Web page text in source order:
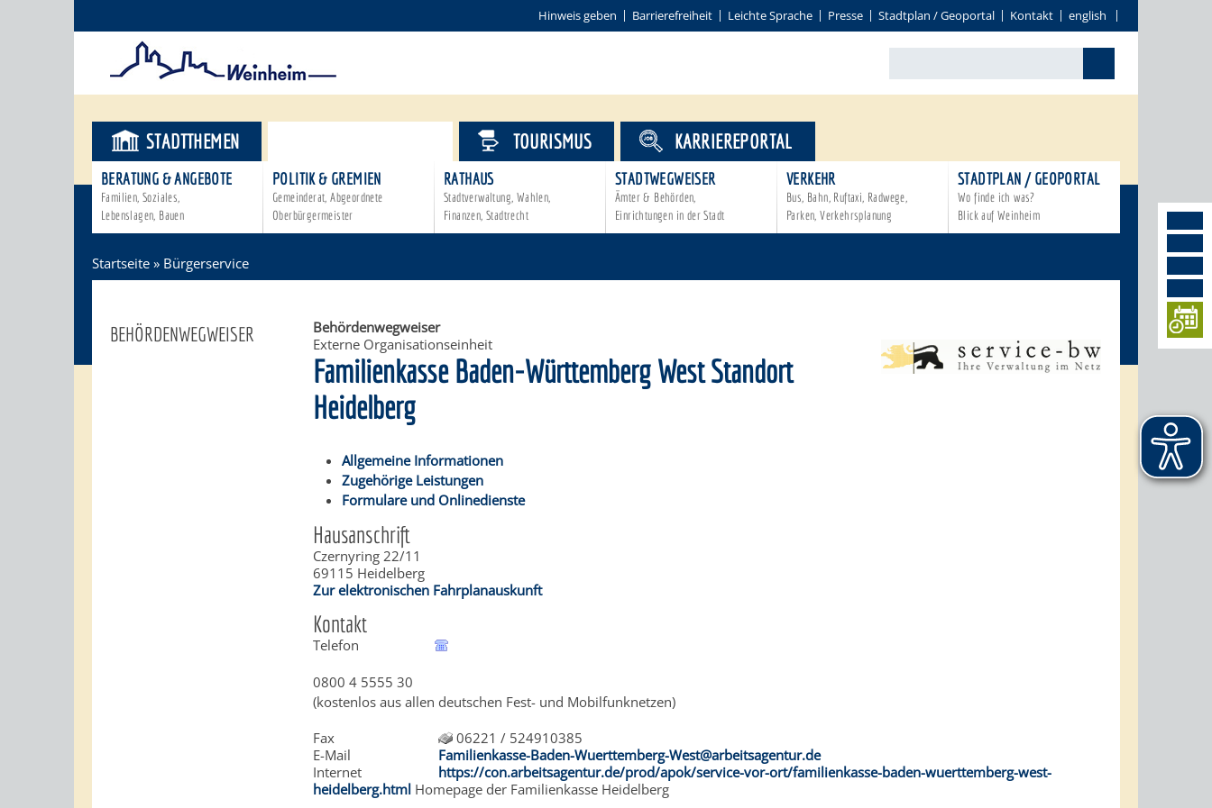
Hinweis geben Barrierefreiheit Leichte Sprache Presse Stadtplan / Geoportal Kontakt english
STADTTHEMEN
BERATUNG & ANGEBOTE
Familien, Soziales,
Lebenslagen, Bauen
POLITIK & GREMIEN
Gemeinderat, Abgeordnete
Oberbürgermeister
RATHAUS
Stadtverwaltung, Wahlen,
Finanzen, Stadtrecht
STADTWEGWEISER
Ämter & Behörden,
Einrichtungen in der Stadt
VERKEHR
Bus, Bahn, Ruftaxi, Radwege,
Parken, Verkehrsplanung
STADTPLAN / GEOPORTAL
Wo finde ich was?
Blick auf Weinheim
TOURISMUS KARRIEREPORTAL
Startseite » Bürgerservice
BEHÖRDENWEGWEISER
Behördenwegweiser
Externe Organisationseinheit
Familienkasse Baden-Württemberg West Standort
Heidelberg
Allgemeine Informationen
Zugehörige Leistungen
Formulare und Onlinedienste
Hausanschrift
Czernyring 22/11
69115 Heidelberg
Zur elektronischen Fahrplanauskunft
Kontakt
Telefon
0800 4 5555 30
(kostenlos aus allen deutschen Fest- und Mobilfunknetzen)
Fax
06221 / 524910385
E-Mail
Familienkasse-Baden-Wuerttemberg-West@arbeitsagentur.de
Internet
https://con.arbeitsagentur.de/prod/apok/service-vor-ort/familienkasse-baden-wuerttemberg-west-
heidelberg.html Homepage der Familienkasse Heidelberg